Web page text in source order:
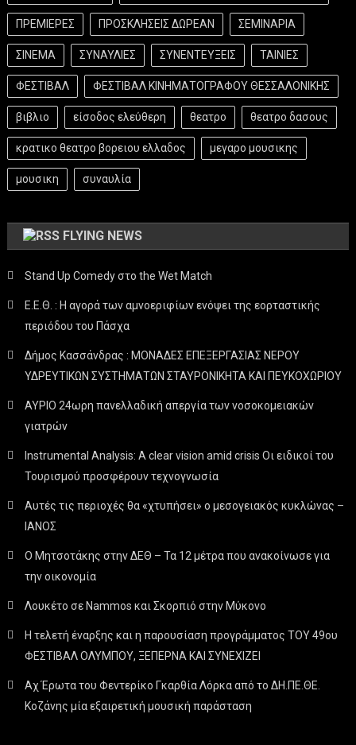
ΠΡΕΜΙΕΡΕΣ ΠΡΟΣΚΛΗΣΕΙΣ ΔΩΡΕΑΝ ΣΕΜΙΝΑΡΙΑ
ΣΙΝΕΜΑ ΣΥΝΑΥΛΙΕΣ ΣΥΝΕΝΤΕΥΞΕΙΣ ΤΑΙΝΙΕΣ
ΦΕΣΤΙΒΑΛ ΦΕΣΤΙΒΑΛ ΚΙΝΗΜΑΤΟΓΡΑΦΟΥ ΘΕΣΣΑΛΟΝΙΚΗΣ
βιβλιο είσοδος ελεύθερη θεατρο θεατρο δασους
κρατικο θεατρο βορειου ελλαδος μεγαρο μουσικης
μουσικη συναυλία
FLYING NEWS
Stand Up Comedy στο the Wet Match
Ε.Ε.Θ. : Η αγορά των αμνοεριφίων ενόψει της εορταστικής
περιόδου του Πάσχα
Δήμος Κασσάνδρας : ΜΟΝΑΔΕΣ ΕΠΕΞΕΡΓΑΣΙΑΣ ΝΕΡΟΥ
ΥΔΡΕΥΤΙΚΩΝ ΣΥΣΤΗΜΑΤΩΝ ΣΤΑΥΡΟΝΙΚΗΤΑ ΚΑΙ ΠΕΥΚΟΧΩΡΙΟΥ
ΑΥΡΙΟ 24ωρη πανελλαδική απεργία των νοσοκομειακών
γιατρών
Instrumental Analysis: A clear vision amid crisis Οι ειδικοί του
Τουρισμού προσφέρουν τεχνογνωσία
Αυτές τις περιοχές θα «χτυπήσει» ο μεσογειακός κυκλώνας –
ΙΑΝΟΣ
Ο Μητσοτάκης στην ΔΕΘ – Τα 12 μέτρα που ανακοίνωσε για
την οικονομία
Λουκέτο σε Nammos και Σκορπιό στην Μύκονο
Η τελετή έναρξης και η παρουσίαση προγράμματος ΤΟΥ 49ου
ΦΕΣΤΙΒΑΛ ΟΛΥΜΠΟΥ, ΞΕΠΕΡΝΑ ΚΑΙ ΣΥΝΕΧΙΖΕΙ
Αχ Έρωτα του Φεντερίκο Γκαρθία Λόρκα από το ΔΗ.ΠΕ.ΘΕ.
Κοζάνης μία εξαιρετική μουσική παράσταση